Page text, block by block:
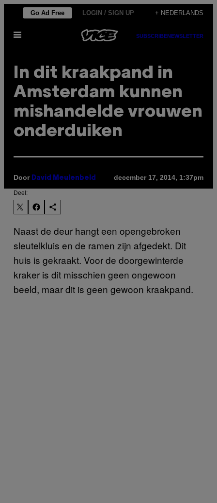
de
Go Ad Free LOGIN / SIGN UP + NEDERLANDS
Open
SUBSCRIBENEWSLETTER
In dit kraakpand in
Amsterdam kunnen
mishandelde vrouwen
onderduiken
Door David Meulenbeld december 17, 2014, 1:37pm
Deel:
Naast de deur hangt een opengebroken
sleutelkluis en de ramen zijn afgedekt. Dit
huis is gekraakt. Voor de doorgewinterde
kraker is dit misschien geen ongewoon
beeld, maar dit is geen gewoon kraakpand.